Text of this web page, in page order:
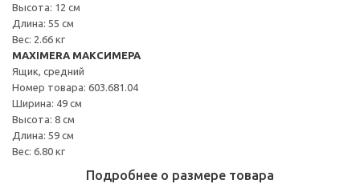
Высота: 12 см
Длина: 55 см
Вес: 2.66 кг
MAXIMERA МАКСИМЕРА
Ящик, средний
Номер товара: 603.681.04
Ширина: 49 см
Высота: 8 см
Длина: 59 см
Вес: 6.80 кг
Подробнее о размере товара